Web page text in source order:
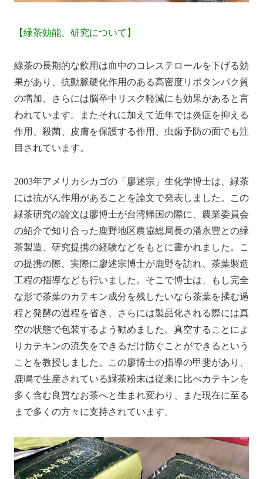
【緑茶効能、研究について】
綠茶の長期的な飲用は血中のコレステロールを下げる効
果があり、抗動脈硬化作用のある高密度リポタンパク質
の増加、さらには脳卒中リスク軽減にも効果があると言
われています。またそれに加えて近年では炎症を抑える
作用、殺菌、皮膚を保護する作用、虫歯予防の面でも注
目されています。
2003年アメリカシカゴの「廖述宗」生化学博士は、緑茶
には抗がん作用があることを論文で発表しました。この
緑茶研究の論文は廖博士が台湾帰国の際に、農業委員会
の紹介で知り合った鹿野地区農協総局長の潘永豐との緑
茶製造、研究提携の経験などをもとに書かれました。こ
の提携の際、実際に廖述宗博士が鹿野を訪れ、茶葉製造
工程の指導なども行いました。そこで博士は、もし完全
な形で茶葉のカテキン成分を残したいなら茶葉を揉む過
程と発酵の過程を省き、さらには製品化される際には真
空の状態で包装するよう勧めました。真空することによ
りカテキンの流失をできるだけ防ぐことができるという
ことを教授しました。この廖博士の指導の甲斐があり、
鹿鳴で生産されている緑茶粉末は従来に比べカテキンを
多く含む良質なお茶へと生まれ変わり、また現在に至る
まで多くの方々に支持されています。